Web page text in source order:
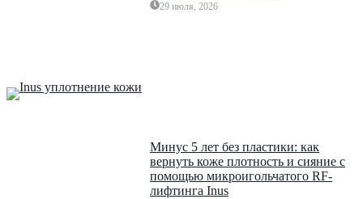
29 июля, 2026
Минус 5 лет без пластики: как
вернуть коже плотность и сияние с
помощью микроигольчатого RF-
лифтинга Inus